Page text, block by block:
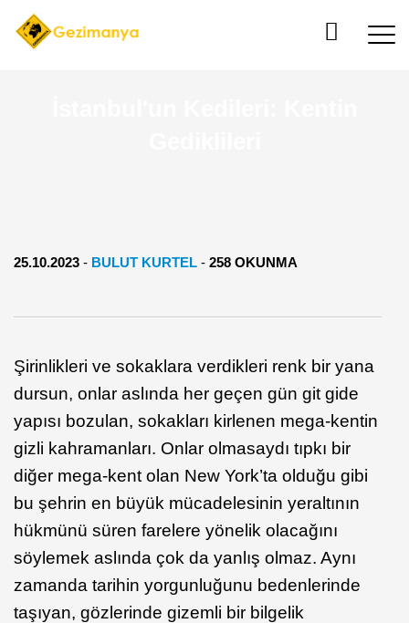
25.10.2023 - BULUT KURTEL - 258 OKUNMA
Şirinlikleri ve sokaklara verdikleri renk bir yana
dursun, onlar aslında her geçen gün git gide
yapısı bozulan, sokakları kirlenen mega-kentin
gizli kahramanları. Onlar olmasaydı tıpkı bir
diğer mega-kent olan New York’ta olduğu gibi
bu şehrin en büyük mücadelesinin yeraltının
hükmünü süren farelere yönelik olacağını
söylemek aslında çok da yanlış olmaz. Aynı
zamanda tarihin yorgunluğunu bedenlerinde
taşıyan, gözlerinde gizemli bir bilgelik